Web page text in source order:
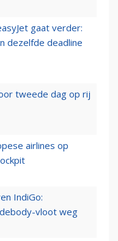
gaat verder:
dezelfde deadline
tweede dag op rij
airlines op
IndiGo:
vloot weg